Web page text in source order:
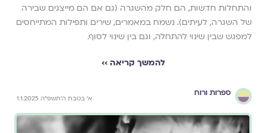
והתחלות חדשות, הם חלק מהשגרה (גם אם הם מייצגים שבירה
של השגרה, לעיתים). נשמח במאמרים, שירים ותפילות המתייחסים
למפגש שבין שינוי להתחלה, וגם בין שינוי לסוף.
להמשך קריאה ››
ספרות ורוח
א׳ בטבת ה׳תשפ״ה 1.1.2025